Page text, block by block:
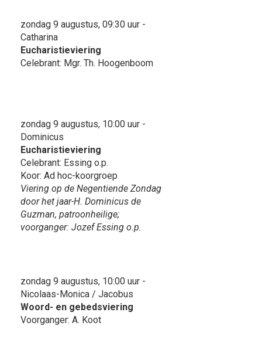
zondag 9 augustus, 09:30 uur -
Catharina
Eucharistieviering
Celebrant: Mgr. Th. Hoogenboom
zondag 9 augustus, 10:00 uur -
Dominicus
Eucharistieviering
Celebrant: Essing o.p.
Koor: Ad hoc-koorgroep
Viering op de Negentiende Zondag
door het jaar-H. Dominicus de
Guzman, patroonheilige;
voorganger: Jozef Essing o.p.
zondag 9 augustus, 10:00 uur -
Nicolaas-Monica / Jacobus
Woord- en gebedsviering
Voorganger: A. Koot